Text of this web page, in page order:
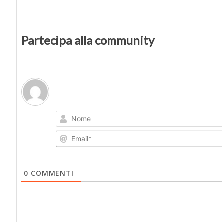
Partecipa alla community
0 COMMENTI